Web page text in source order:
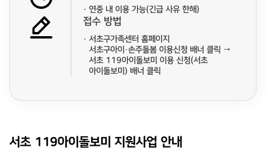
연중 내 이용 가능(긴급 사유 한해)
접수 방법
서초구가족센터 홈페이지
서초구아이·손주돌봄 이용신청 배너 클릭 →
서초 119아이돌보미 이용 신청(서초
아이돌보미) 배너 클릭
서초 119아이돌보미 지원사업 안내